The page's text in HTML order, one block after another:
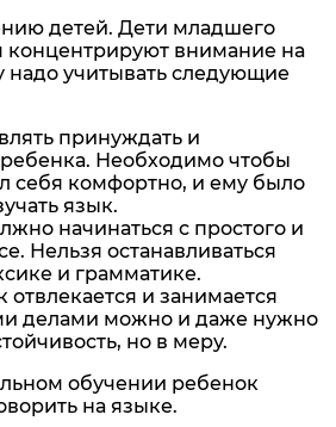
детей. Дети младшего
концентрируют внимание на
надо учитывать следующие
принуждать и
ребенка. Необходимо чтобы
себя комфортно, и ему было
язык.
начинаться с простого и
Нельзя останавливаться
и грамматике.
отвлекается и занимается
делами можно и даже нужно
но в меру.
обучении ребенок
на языке.